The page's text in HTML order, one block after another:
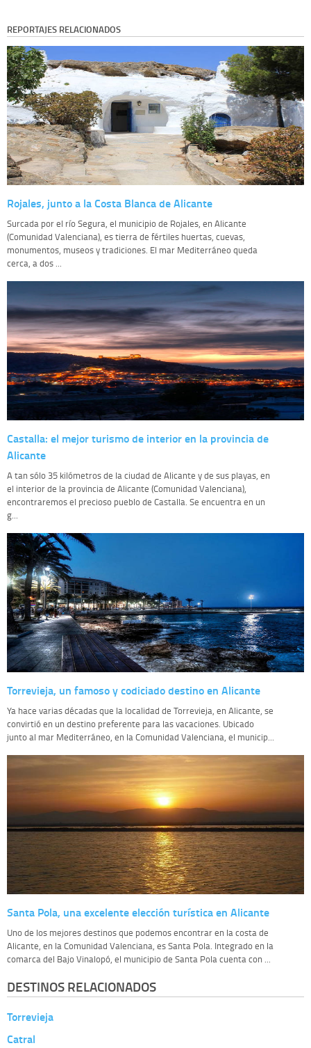
REPORTAJES RELACIONADOS
Rojales, junto a la Costa Blanca de Alicante
Surcada por el río Segura, el municipio de Rojales, en Alicante
(Comunidad Valenciana), es tierra de fértiles huertas, cuevas,
monumentos, museos y tradiciones. El mar Mediterráneo queda
cerca, a dos ...
Castalla: el mejor turismo de interior en la provincia de
Alicante
A tan sólo 35 kilómetros de la ciudad de Alicante y de sus playas, en
el interior de la provincia de Alicante (Comunidad Valenciana),
encontraremos el precioso pueblo de Castalla. Se encuentra en un
g...
Torrevieja, un famoso y codiciado destino en Alicante
Ya hace varias décadas que la localidad de Torrevieja, en Alicante, se
convirtió en un destino preferente para las vacaciones. Ubicado
junto al mar Mediterráneo, en la Comunidad Valenciana, el municip...
Santa Pola, una excelente elección turística en Alicante
Uno de los mejores destinos que podemos encontrar en la costa de
Alicante, en la Comunidad Valenciana, es Santa Pola. Integrado en la
comarca del Bajo Vinalopó, el municipio de Santa Pola cuenta con ...
DESTINOS RELACIONADOS
Torrevieja
Catral